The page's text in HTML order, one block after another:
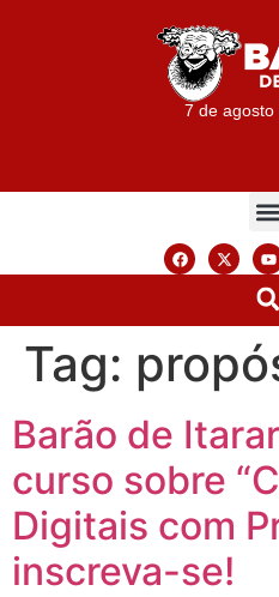
7 de agosto
Tag:
Barão de
curso sobre
Digitais com
inscreva-se!